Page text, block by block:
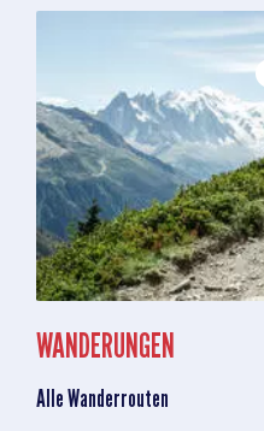
WANDERUNGEN
Alle Wanderrouten